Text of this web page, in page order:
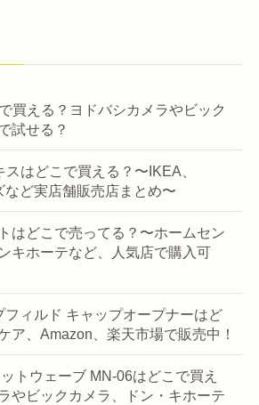
買える？ヨドバシカメラやビック
試せる？
はどこで買える？〜IKEA、
など実店舗販売店まとめ〜
はどこで売ってる？〜ホームセン
キホーテなど、人気店で購入可
ィルド キャップオープナーはど
ア、Amazon、楽天市場で販売中！
トウェーブ MN-06はどこで買え
やビックカメラ、ドン・キホーテ